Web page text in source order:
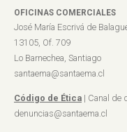
OFICINAS COMERCIALES
José María Escrivá de
13105, Of. 709
Lo Barnechea, Santiago
santaema@santaema.cl
Código de Ética | Canal de
denuncias@santaema.cl